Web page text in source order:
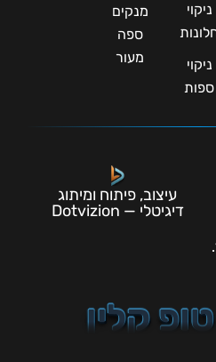
ניקוי
ניקוי
ספות
מנקים
ספה
מעור
עיצוב, פיתוח ומיתוג
דיגיטלי — Dotvizion
קלין